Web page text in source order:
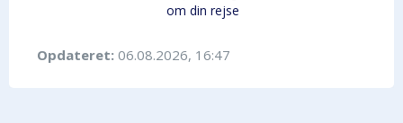
om din rejse
Opdateret: 06.08.2026, 16:47